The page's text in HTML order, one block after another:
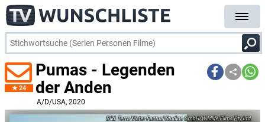
24
Pumas - Legenden
der Anden
A/D/USA, 2020
Terra Mater Factual Studios GmbH/Wildlife Films Pty Ltd.